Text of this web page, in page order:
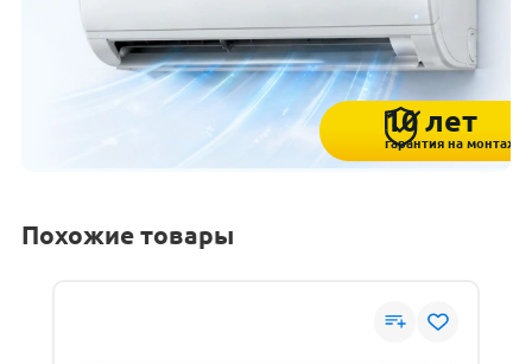
10 лет
гарантия на монтаж
Похожие товары